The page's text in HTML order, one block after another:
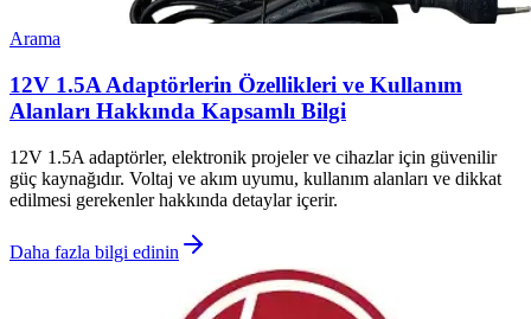
Arama
12V 1.5A Adaptörlerin Özellikleri ve Kullanım
Alanları Hakkında Kapsamlı Bilgi
12V 1.5A adaptörler, elektronik projeler ve cihazlar için güvenilir
güç kaynağıdır. Voltaj ve akım uyumu, kullanım alanları ve dikkat
edilmesi gerekenler hakkında detaylar içerir.
Daha fazla bilgi edinin